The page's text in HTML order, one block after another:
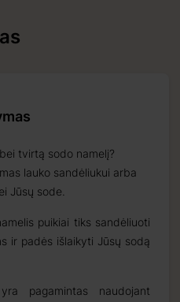
tvirtą sodo namelį?
lauko sandėliukui arba
Jūsų sode.
puikiai tiks sandėliuoti
ir padės išlaikyti Jūsų sodą
pagamintas naudojant